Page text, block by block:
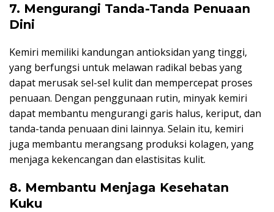
7. Mengurangi Tanda-Tanda Penuaan
Dini
Kemiri memiliki kandungan antioksidan yang tinggi,
yang berfungsi untuk melawan radikal bebas yang
dapat merusak sel-sel kulit dan mempercepat proses
penuaan. Dengan penggunaan rutin, minyak kemiri
dapat membantu mengurangi garis halus, keriput, dan
tanda-tanda penuaan dini lainnya. Selain itu, kemiri
juga membantu merangsang produksi kolagen, yang
menjaga kekencangan dan elastisitas kulit.
8. Membantu Menjaga Kesehatan
Kuku